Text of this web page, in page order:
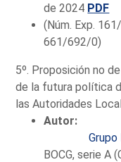
de 2024 PDF
(Núm. Exp.
661/692/0)
5º. Proposición no
de la futura política
las Autoridades
Autor:
BOCG, serie A